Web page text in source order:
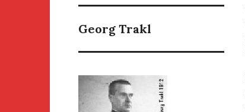
Georg Trakl